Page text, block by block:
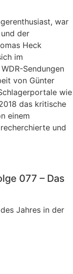
war
der
Heck
im
Sendungen
von Günter
wie
das kritische
einem
und
077 – Das
Jahres in der